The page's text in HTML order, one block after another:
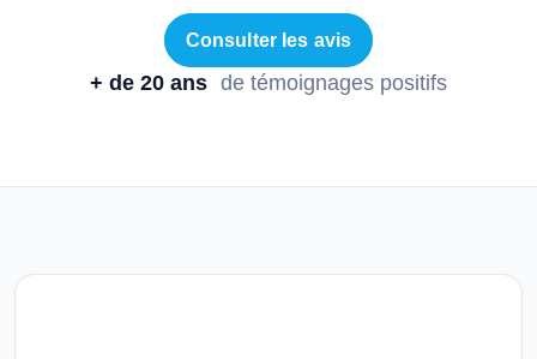
Consulter les avis
+ de 20 ans de témoignages positifs